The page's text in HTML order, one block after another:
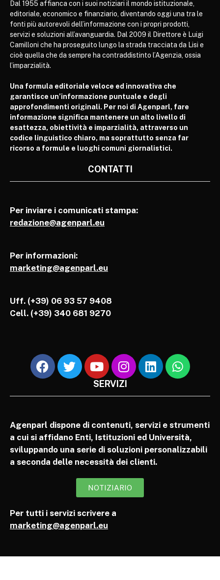
Dal 1955 affianca con i suoi notiziari il mondo istituzionale,
editoriale, economico e finanziario, diventando oggi una tra le
fonti più autorevoli dell’informazione con i propri prodotti,
servizi e soluzioni all’avanguardia. Dal 2009 il Direttore è Luigi
Camilloni che ha proseguito lungo la strada tracciata da Lisi e
cioè quella che da sempre ha contraddistinto l’Agenzia, ossia
l’imparzialità.
Una formula editoriale veloce ed innovativa che
garantisce un’informazione puntuale e degli
approfondimenti originali. Per noi di Agenparl, fare
informazione significa mantenere un alto livello di
esattezza, obiettività e imparzialità, attraverso un
codice linguistico chiaro, ma soprattutto senza far
ricorso a formule e luoghi comuni giornalistici.
CONTATTI
Per inviare i comunicati stampa:
redazione@agenparl.eu
Per informazioni:
marketing@agenparl.eu
Uff. (+39) 06 93 57 9408
Cell. (+39) 340 681 9270
SERVIZI
Agenparl dispone di contenuti, servizi e strumenti
a cui si affidano Enti, Istituzioni ed Università,
sviluppando una serie di soluzioni personalizzabili
a seconda delle necessità dei clienti.
NOTIZIARIO
Per tutti i servizi scrivere a
marketing@agenparl.eu